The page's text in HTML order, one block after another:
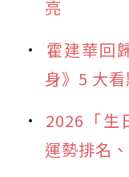
亮
霍建華回
身》5 大
2026「生
運勢排名